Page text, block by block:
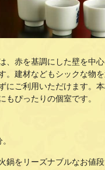
、赤を基調にした壁を中
。建材などもシックな物
にご利用いただけます。
もぴったりの個室です。
鍋をリーズナブルなお値